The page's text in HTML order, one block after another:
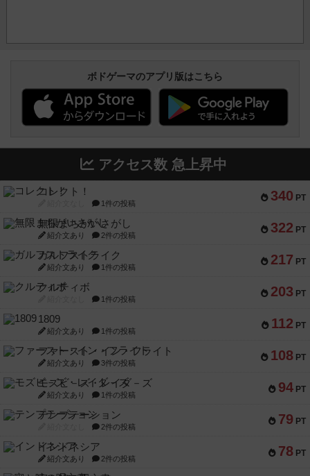
ボドゲーマのアプリ版はこちら
アクセス数 急上昇中
340 PT
コレクト！
1件の投稿
322 PT
無限まちがいさがし
紹介文あり 2件の投稿
217 PT
ガルフストライク
紹介文あり 1件の投稿
203 PT
クルティボ
1件の投稿
112 PT
1809
紹介文あり 1件の投稿
108 PT
ファースト・イン・フライト
紹介文あり 3件の投稿
94 PT
モズビ－ズ・レイダ－ズ
紹介文あり 1件の投稿
79 PT
テンプテーション
2件の投稿
78 PT
インドネシア
紹介文あり 2件の投稿